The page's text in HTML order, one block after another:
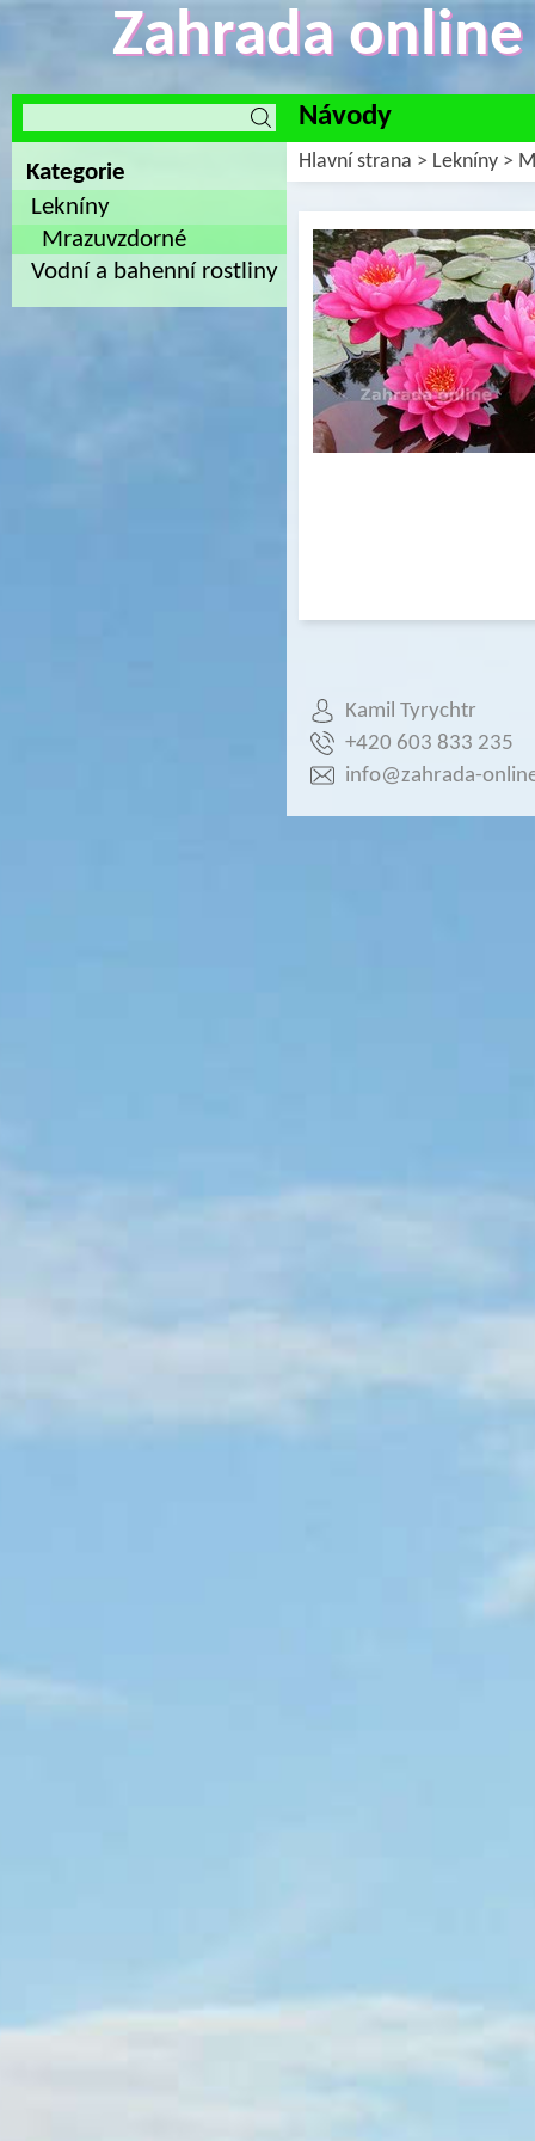
Zahrada
Návody
Kategorie
Lekníny
Mrazuvzdorné
Vodní a bahenní rostliny
Hlavní strana > Lekníny >
Kamil Tyrychtr
+420 603 833 235
info@zahrada-